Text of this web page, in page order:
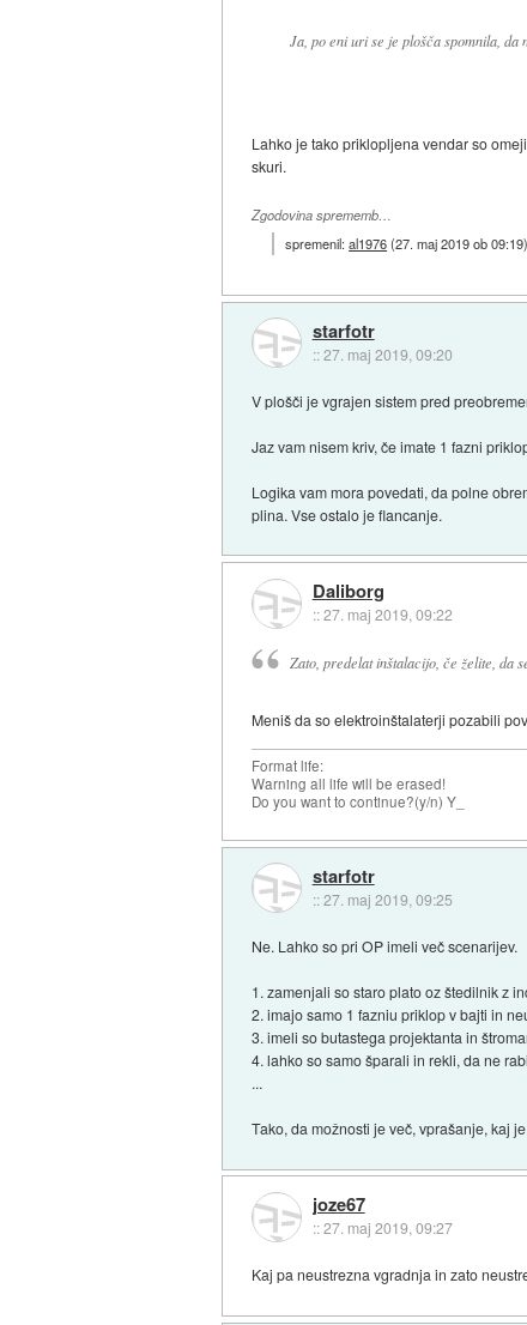
Ja, po eni uri se je plošča spomnila, da
Lahko je tako priklopljena vendar so
skuri.
Zgodovina sprememb…
spremenil:al1976(27. maj 2019 ob 09:19)
starfotr
::27. maj 2019, 09:20
V plošči je vgrajen sistem pred
Jaz vam nisem kriv, če imate 1 fazni
Logika vam mora povedati, da polne
plina. Vse ostalo je flancanje.
Daliborg
::27. maj 2019, 09:22
Zato, predelat inštalacijo, če želite, da
Meniš da so elektroinštalaterji pozabili
Format life:
Warning all life will be erased!
Do you want to continue?(y/n) Y_
starfotr
::27. maj 2019, 09:25
Ne. Lahko so pri OP imeli več scenarijev.
1. zamenjali so staro plato oz štedilnik z
2. imajo samo 1 fazniu priklop v bajti in
3. imeli so butastega projektanta in
4. lahko so samo šparali in rekli, da ne
...
Tako, da možnosti je več, vprašanje, kaj
joze67
::27. maj 2019, 09:27
Kaj pa neustrezna vgradnja in zato